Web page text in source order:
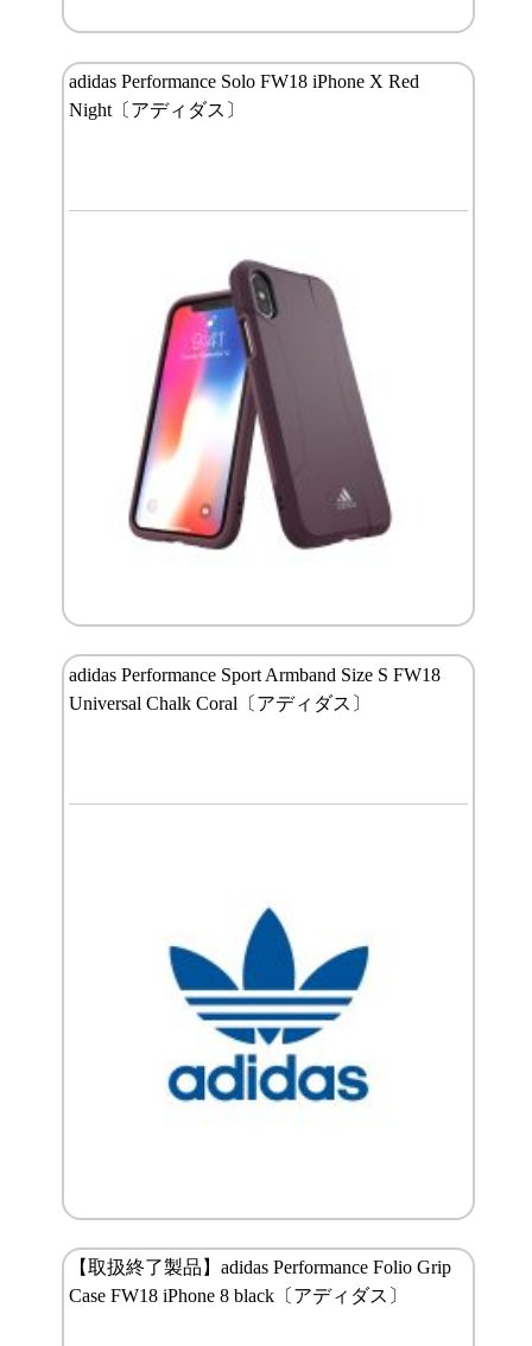
adidas Performance Solo FW18 iPhone X Red
Night〔アディダス〕
adidas Performance Sport Armband Size S FW18
Universal Chalk Coral〔アディダス〕
【取扱終了製品】adidas Performance Folio Grip
Case FW18 iPhone 8 black〔アディダス〕